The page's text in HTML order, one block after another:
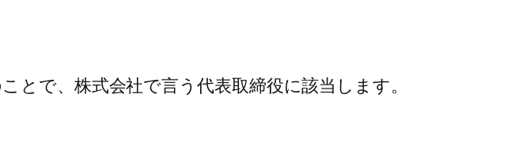
とで、株式会社で言う代表取締役に該当します。